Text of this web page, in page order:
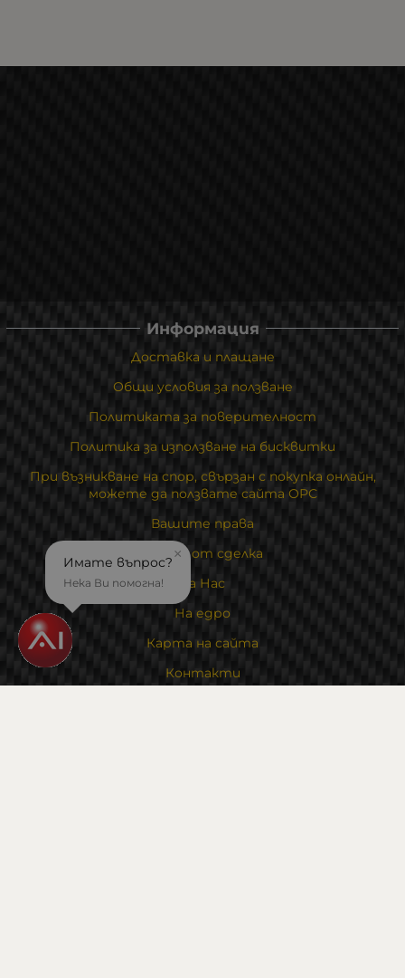
Информация
Доставка и плащане
Общи условия за ползване
Политиката за поверителност
Политика за използване на бисквитки
При възникване на спор, свързан с покупка онлайн,
можете да ползвате сайта ОРС
Вашите права
Отказ от сделка
За Нас
На едро
Карта на сайта
Контакти
×
Имате въпрос?
Нека Ви помогна!